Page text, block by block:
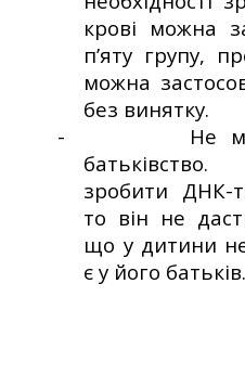
крові можна
п’яту групу,
можна
без винятку.
-
Не
зробити ДНК-
то він не
що у дитини не
є у його батьків.